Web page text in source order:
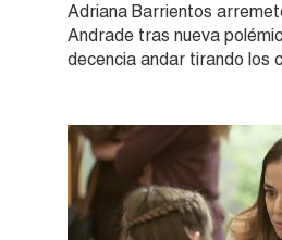
Adriana Barrientos
Andrade tras nueva
decencia andar tirando los